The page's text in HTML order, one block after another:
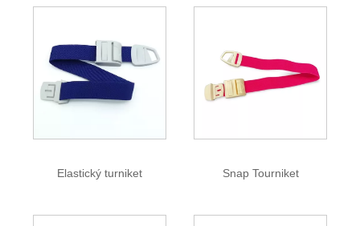
Elastický turniket Snap Tourniket